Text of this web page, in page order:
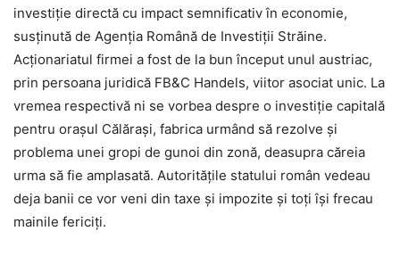
investiție directă cu impact semnificativ în economie,
susținută de Agenția Română de Investiții Străine.
Acționariatul firmei a fost de la bun început unul austriac,
prin persoana juridică FB&C Handels, viitor asociat unic. La
vremea respectivă ni se vorbea despre o investiție capitală
pentru orașul Călărași, fabrica urmând să rezolve și
problema unei gropi de gunoi din zonă, deasupra căreia
urma să fie amplasată. Autoritățile statului român vedeau
deja banii ce vor veni din taxe și impozite și toți își frecau
mainile fericiți.